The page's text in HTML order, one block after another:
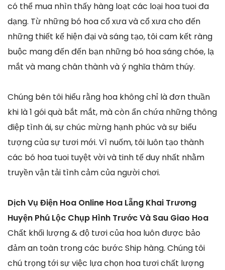
có thể mua nhìn thấy hàng loạt các loại hoa tuoi đa
dạng. Từ những bó hoa cổ xưa và cổ xưa cho đến
những thiết kế hiện đại và sáng tạo, tôi cam kết ràng
buộc mang đến đến bạn những bó hoa sáng chóe, lạ
mắt và mang chân thành và ý nghĩa thâm thúy.
Chúng bên tôi hiểu rằng hoa không chỉ là đơn thuần
khi là 1 gói quà bắt mắt, mà còn ẩn chứa những thông
điệp tình ái, sự chúc mừng hạnh phúc và sự biểu
tượng của sự tươi mới. Vì nuốm, tôi luôn tạo thành
các bó hoa tuoi tuyệt vời và tinh tế duy nhất nhằm
truyền vận tải tình cảm của người chơi.
Dịch Vụ Điện Hoa Online Hoa Lẵng Khai Trương
Huyện Phú Lộc Chụp Hình Trước Và Sau Giao Hoa
Chất khối lượng & độ tươi của hoa luôn được bảo
đảm an toàn trong các bước Ship hàng. Chúng tôi
chú trọng tới sự việc lựa chọn hoa tươi chất lượng